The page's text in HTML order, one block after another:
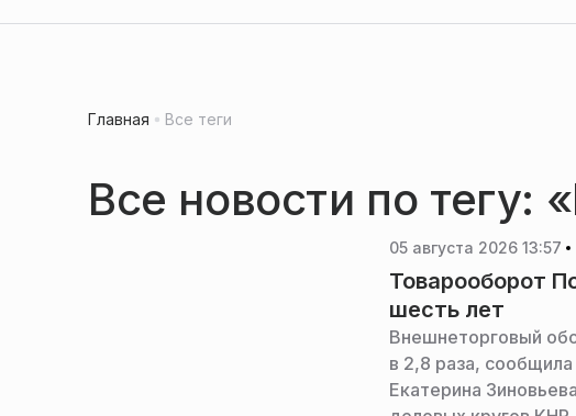
Главная Все теги
Все новости по тегу:
05 августа 2026 13:57
Товарооборот
шесть лет
Внешнеторговый
в 2,8 раза,
Екатерина